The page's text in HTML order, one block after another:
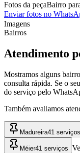
Fotos da peçaBairro
Enviar fotos no
Imagens
Bairros
Atendimento
Mostramos alguns
consulta rápida. Se o
do serviço pelo
Também avaliamos
Madureira41 serviços
Méier41 serviços